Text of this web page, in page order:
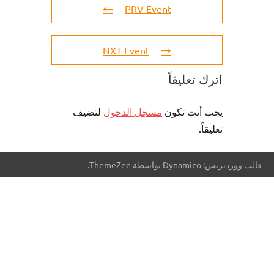
PRV Event
NXT Event
اترك تعليقاً
يجب أنت تكون مسجل الدخول لتضيف
تعليقاً.
قالب ووردبريس: Dynamico بواسطة ThemeZee.